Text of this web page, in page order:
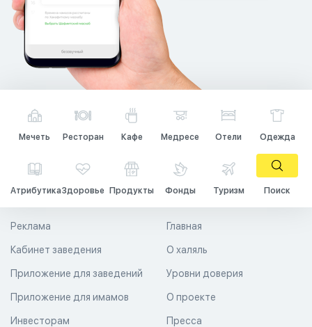
Мечеть Ресторан Кафе Медресе Отели Одежда
АтрибутикаЗдоровье Продукты Фонды Туризм Поиск
Главная
О халяль
Уровни доверия
Реклама
Кабинет заведения
Приложение для заведений
Приложение для имамов О проекте
Пресса
Инвесторам